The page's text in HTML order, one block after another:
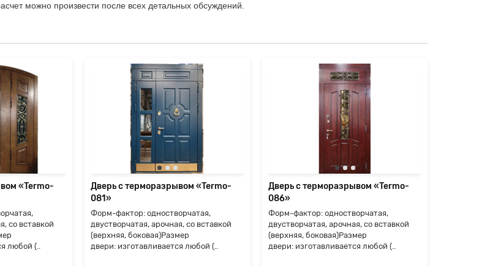
можно произвести после всех детальных обсуждений.
«Termo-
со вставкой
любой (..
Дверь с терморазрывом «Termo-
081»
Форм-фактор: одностворчатая,
двустворчатая, арочная, со вставкой
(верхняя, боковая)Размер
двери: изготавливается любой (..
Дверь с терморазрывом «Termo-
086»
Форм-фактор: одностворчатая,
двустворчатая, арочная, со вставкой
(верхняя, боковая)Размер
двери: изготавливается любой (..